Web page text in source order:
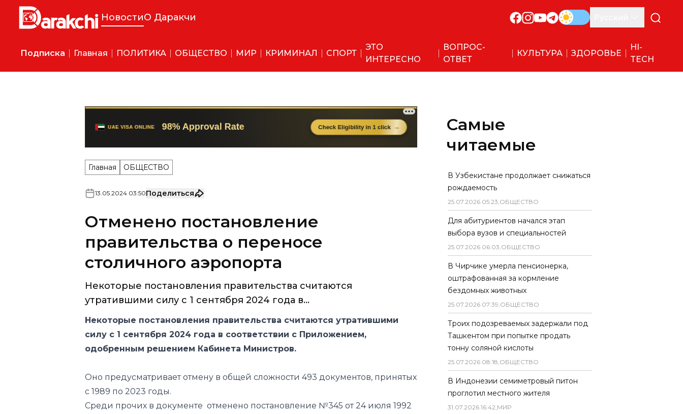
НовостиО Даракчи
Подписка Главная ПОЛИТИКА ОБЩЕСТВО МИР КРИМИНАЛ СПОРТ
ЭТО
ИНТЕРЕСНО
ВОПРОС-
ОТВЕТ
КУЛЬТУРА ЗДОРОВЬЕ
HI-
TECH
Главная ОБЩЕСТВО
13 05 2024 03:50Поделиться
Отменено постановление
правительства о переносе
столичного аэропорта
Некоторые постановления правительства считаются
утратившими силу с 1 сентября 2024 года в...
Некоторые постановления правительства считаются утратившими
силу с 1 сентября 2024 года в соответствии с Приложением,
одобренным решением Кабинета Министров.
Оно предусматривает отмену в общей сложности 493 документов, принятых
с 1989 по 2023 годы.
Среди прочих в документе отменено постановление №345 от 24 июля 1992
Самые
читаемые
В Узбекистане продолжает снижаться
рождаемость
25.07.2026 05:23,ОБЩЕСТВО
Для абитуриентов начался этап
выбора вузов и специальностей
25.07.2026 06:03,ОБЩЕСТВО
В Чирчике умерла пенсионерка,
оштрафованная за кормление
бездомных животных
25.07.2026 07:39,ОБЩЕСТВО
Троих подозреваемых задержали под
Ташкентом при попытке продать
тонну соляной кислоты
25.07.2026 08:18,ОБЩЕСТВО
В Индонезии семиметровый питон
проглотил местного жителя
31.07.2026 16:42,МИР